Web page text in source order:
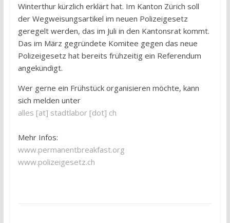
Winterthur kürzlich erklärt hat. Im Kanton Zürich soll
der Wegweisungsartikel im neuen Polizeigesetz
geregelt werden, das im Juli in den Kantonsrat kommt.
Das im März gegründete Komitee gegen das neue
Polizeigesetz hat bereits frühzeitig ein Referendum
angekündigt.
Wer gerne ein Frühstück organisieren möchte, kann
sich melden unter
alles [at] stadtlabor [dot] ch
Mehr Infos:
www.permanentbreakfast.org
www.polizeigesetz.ch